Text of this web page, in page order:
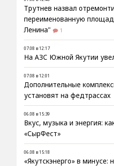
Трутнев назвал
переименованную
Ленина"
1
07.08 в 12:17
На АЗС Южной Якутии
07.08 в 12:01
Дополнительные
установят на федтрассах
06.08 в 15:39
Вкус, музыка и энергия:
«СырФест»
06.08 в 15:18
«Якутскэнерго» в